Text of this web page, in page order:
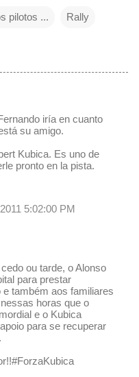
pilotos ... Rally
iría en cuanto
su amigo.
Kubica. Es uno de
pronto en la pista.
5:02:00 PM
ou tarde, o Alonso
para prestar
também aos familiares
horas que o
e o Kubica
para se recuperar